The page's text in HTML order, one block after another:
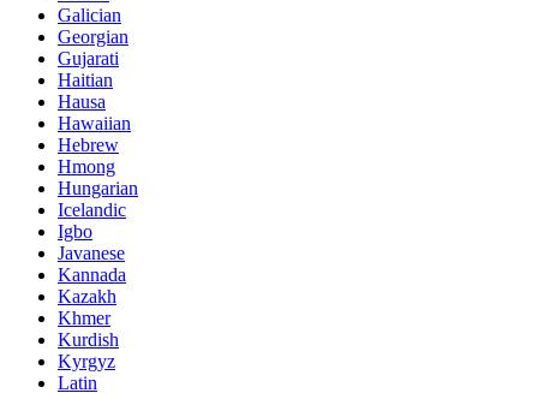
Galician
Georgian
Gujarati
Haitian
Hausa
Hawaiian
Hebrew
Hmong
Hungarian
Icelandic
Igbo
Javanese
Kannada
Kazakh
Khmer
Kurdish
Kyrgyz
Latin